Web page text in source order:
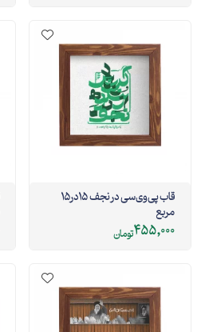
قاب پی‌وی‌سی در نجف 15در15
مربع
455,000تومان